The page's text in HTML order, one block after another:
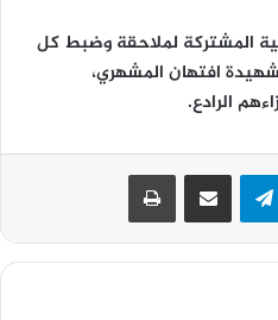
المشتركة لملاحقة وضبط كل
افتهان المشهري،
الرادع.
تيلقرام مشاركة عبر البريد طباعة